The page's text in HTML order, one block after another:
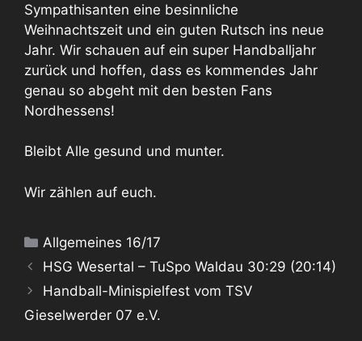
Sympathisanten eine besinnliche
Weihnachtszeit und ein guten Rutsch ins neue
Jahr. Wir schauen auf ein super Handballjahr
zurück und hoffen, dass es kommendes Jahr
genau so abgeht mit den besten Fans
Nordhessens!
Bleibt Alle gesund und munter.
Wir zählen auf euch.
Kategorien
Allgemeines 16/17
HSG Wesertal – TuSpo Waldau 30:29 (20:14)
Handball-Minispielfest vom TSV
Gieselwerder 07 e.V.